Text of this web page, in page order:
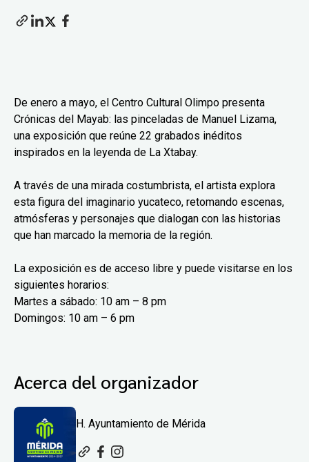
De enero a mayo, el Centro Cultural Olimpo presenta
Crónicas del Mayab: las pinceladas de Manuel Lizama,
una exposición que reúne 22 grabados inéditos
inspirados en la leyenda de La Xtabay.
A través de una mirada costumbrista, el artista explora
esta figura del imaginario yucateco, retomando escenas,
atmósferas y personajes que dialogan con las historias
que han marcado la memoria de la región.
La exposición es de acceso libre y puede visitarse en los
siguientes horarios:
Martes a sábado: 10 am – 8 pm
Domingos: 10 am – 6 pm
Acerca del organizador
H. Ayuntamiento de Mérida